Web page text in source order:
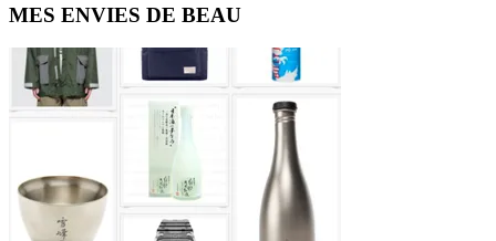
Primary
Sidebar
MES ENVIES DE BEAU